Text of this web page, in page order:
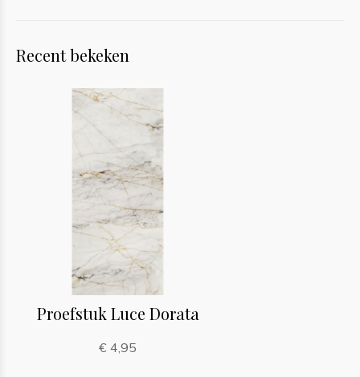
Recent bekeken
Proefstuk Luce Dorata
€ 4,95